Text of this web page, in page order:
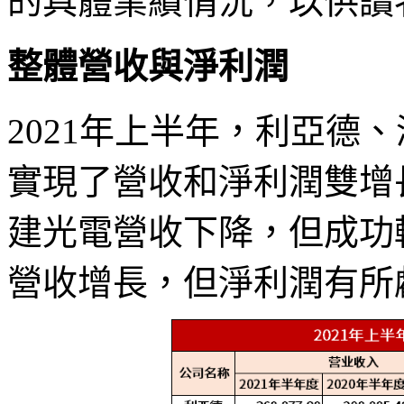
整體營收與淨利潤
2021年上半年，利亞德
實現了營收和淨利潤雙
建光電營收下降，但成
營收增長，但淨利潤有所